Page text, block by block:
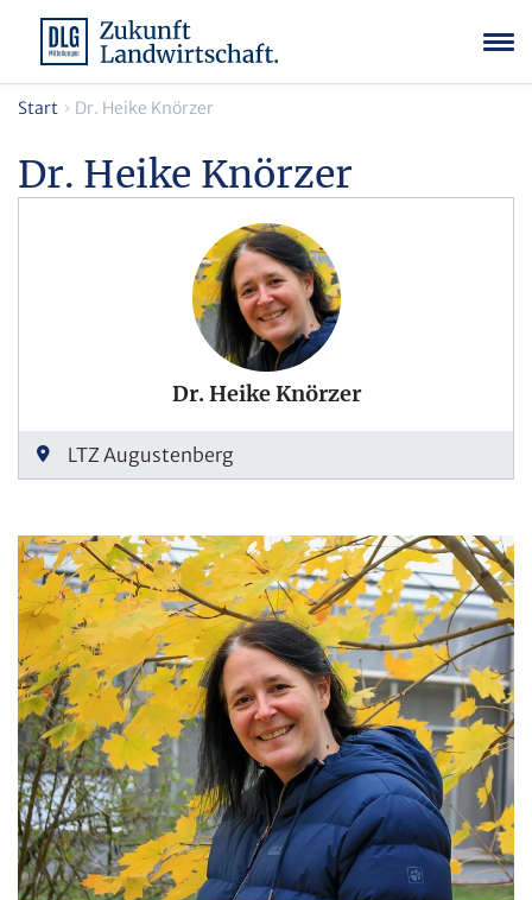
Start Dr. Heike Knörzer
Dr. Heike Knörzer
Dr. Heike Knörzer
LTZ Augustenberg